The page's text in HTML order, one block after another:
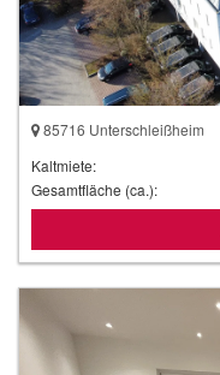
85716 Unterschleißheim
Kaltmiete:
Gesamtfläche (ca.):